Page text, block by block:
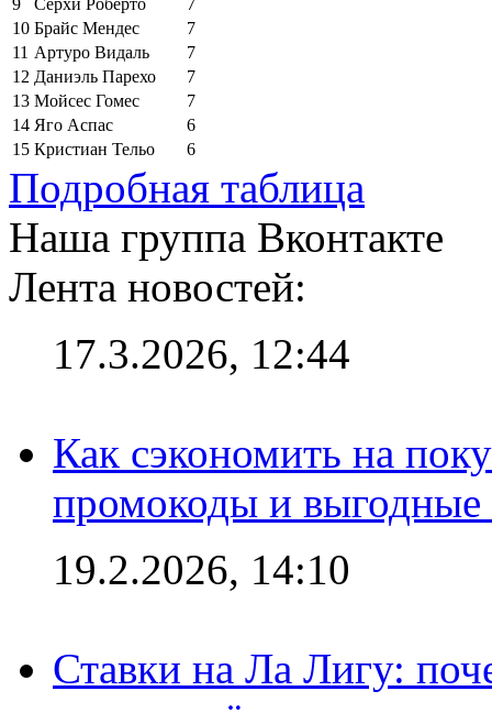
10 Брайс Мендес
7
11 Артуро Видаль
7
12 Даниэль Парехо
7
13 Мойсес Гомес
7
14 Яго Аспас
6
15 Кристиан Тельо 6
Подробная таблица
Наша группа Вконтакте
Лента новостей:
17.3.2026, 12:44
Как сэкономить на
промокоды и выгодные
19.2.2026, 14:10
Ставки на Ла Лигу: